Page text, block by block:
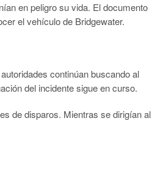
en peligro su vida. El documento
el vehículo de Bridgewater.
continúan buscando al
del incidente sigue en curso.
de disparos. Mientras se dirigían al